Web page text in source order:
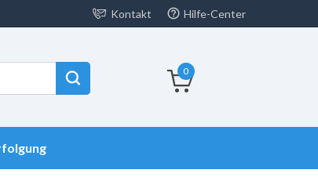
Kontakt Hilfe-Center
0